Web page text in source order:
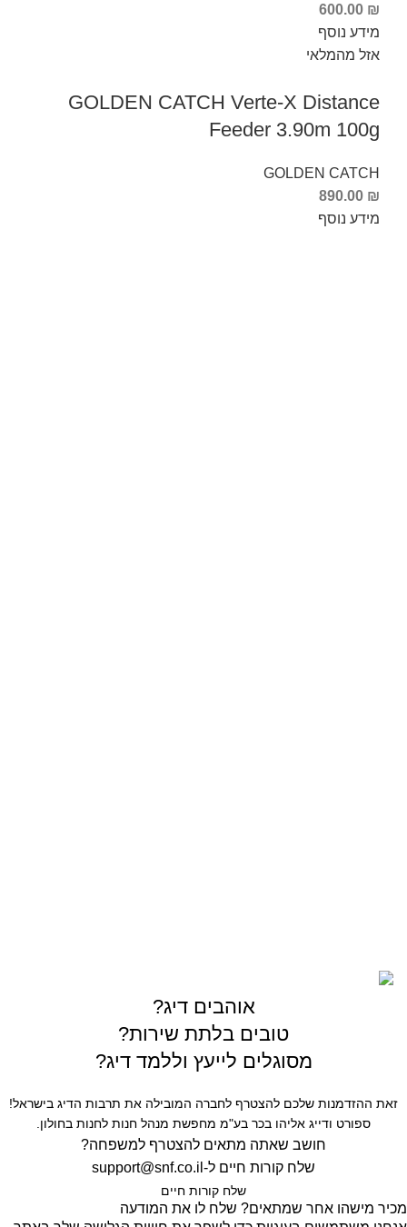
600.00 ₪
מידע נוסף
אזל מהמלאי
GOLDEN CATCH Verte-X Distance
Feeder 3.90m 100g
GOLDEN CATCH
890.00 ₪
מידע נוסף
אוהבים דיג?
טובים בלתת שירות?
מסוגלים לייעץ וללמד דיג?
זאת ההזדמנות שלכם להצטרף לחברה המובילה את תרבות הדיג בישראל!
ספורט ודייג אליהו בכר בע"מ מחפשת מנהל חנות לחנות בחולון.
חושב שאתה מתאים להצטרף למשפחה?
שלח קורות חיים ל- support@snf.co.il
שלח קורות חיים​
מכיר מישהו אחר שמתאים? שלח לו את המודעה